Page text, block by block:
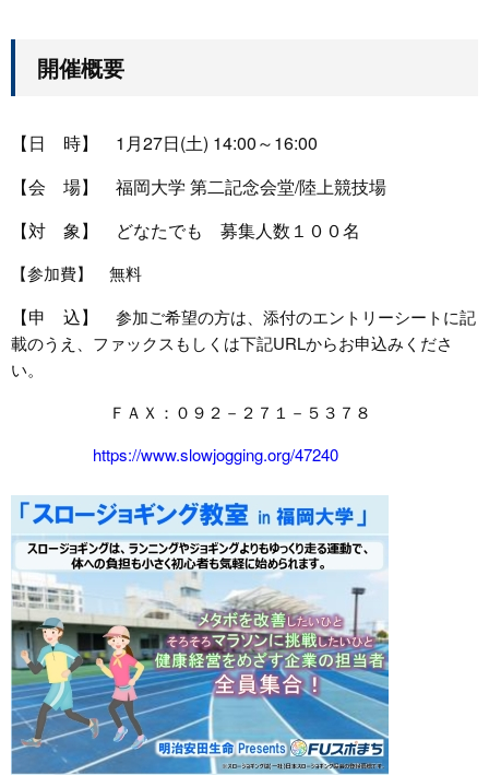
開催概要
【日 時】 1月27日(土) 14:00～16:00
【会 場】 福岡大学 第二記念会堂/陸上競技場
【対 象】 どなたでも 募集人数１００名
【参加費】 無料
【申 込】 参加ご希望の方は、添付のエントリーシートに記
載のうえ、ファックスもしくは下記URLからお申込みくださ
い。
ＦＡＸ：０９２－２７１－５３７８
https://www.slowjogging.org/47240